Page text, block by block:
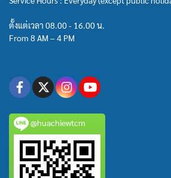
ตั้งแต่เวลา 08.00 - 16.00 น.
From 8 AM – 4 PM
@huachiewtcm